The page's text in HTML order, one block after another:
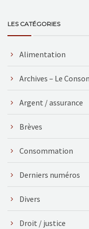
LES CATÉGORIES
Alimentation
Archives – Le
Argent / assurance
Brèves
Consommation
Derniers numéros
Divers
Droit / justice